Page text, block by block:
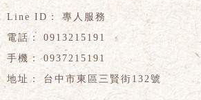
專人服務
0913215191
0937215191
台中市東區三賢街132號